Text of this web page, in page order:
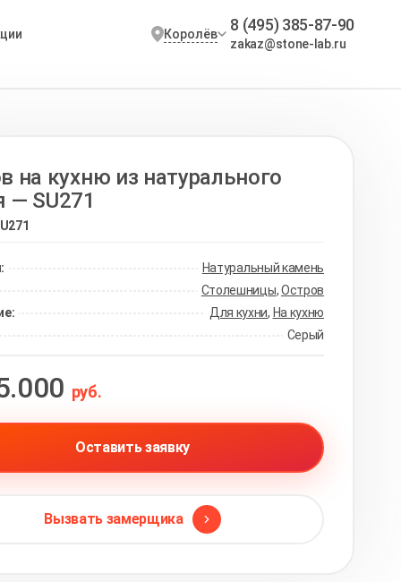
Королёв 8 (495) 385-87-90
zakaz@stone-lab.ru
на кухню из натурального
— SU271
Натуральный камень
Столешницы,Остров
Для кухни, На кухню
Серый
руб.
Оставить заявку
Вызвать замерщика